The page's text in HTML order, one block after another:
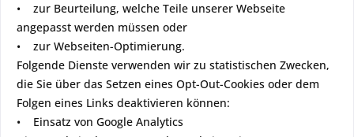
• zur Beurteilung, welche Teile unserer Webseite
angepasst werden müssen oder
• zur Webseiten-Optimierung.
Folgende Dienste verwenden wir zu statistischen Zwecken,
die Sie über das Setzen eines Opt-Out-Cookies oder dem
Folgen eines Links deaktivieren können:
• Einsatz von Google Analytics